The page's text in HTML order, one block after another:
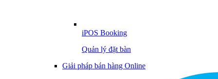
iPOS Booking
Quản lý đặt bàn
Giải pháp bán hàng Online